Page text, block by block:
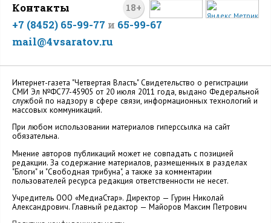
18+
Контакты
+7 (8452) 65-99-77 и 65-99-67
mail@4vsaratov.ru
Интернет-газета "Четвертая Власть" Cвидетельство о регистрации
СМИ Эл №ФС77-45905 от 20 июля 2011 года, выдано Федеральной
службой по надзору в сфере связи, информационных технологий и
массовых коммуникаций.
При любом использовании материалов гиперссылка на сайт
обязательна.
Мнение авторов публикаций может не совпадать с позицией
редакции. За содержание материалов, размещенных в разделах
"Блоги" и "Свободная трибуна", а также за комментарии
пользователей ресурса редакция ответственности не несет.
Учредитель ООО «МедиаСтар». Директор — Гурин Николай
Александрович. Главный редактор — Майоров Максим Петрович